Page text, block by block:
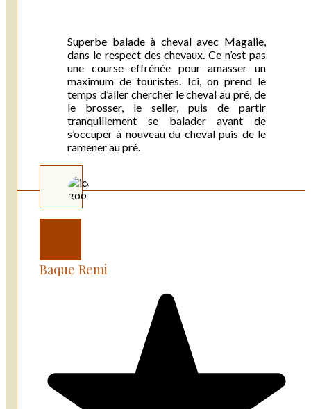
Superbe balade à cheval avec Magalie,
dans le respect des chevaux. Ce n’est pas
une course effrénée pour amasser un
maximum de touristes. Ici, on prend le
temps d’aller chercher le cheval au pré, de
le brosser, le seller, puis de partir
tranquillement se balader avant de
s’occuper à nouveau du cheval puis de le
ramener au pré.
Baque Remi